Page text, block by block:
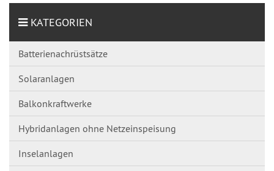
KATEGORIEN
Batterienachrüstsätze
Solaranlagen
Balkonkraftwerke
Hybridanlagen ohne Netzeinspeisung
Inselanlagen